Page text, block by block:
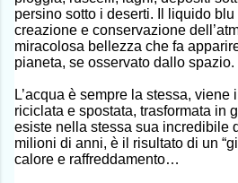
persino sotto i deserti. Il liquido
creazione e conservazione
miracolosa bellezza che fa
pianeta, se osservato dallo spazio.
L’acqua è sempre la stessa,
riciclata e spostata, trasformata in
esiste nella stessa sua incredibile
milioni di anni, è il risultato di un
calore e raffreddamento…